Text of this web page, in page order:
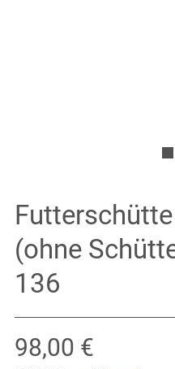
(ohne
136
Verkaufspreis:
98,00 €